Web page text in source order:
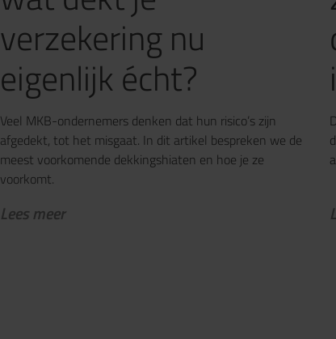
verzekering nu
eigenlijk écht?
Veel MKB-ondernemers denken dat hun risico’s zijn
afgedekt, tot het misgaat. In dit artikel bespreken we de
meest voorkomende dekkingshiaten en hoe je ze
voorkomt.
Lees meer